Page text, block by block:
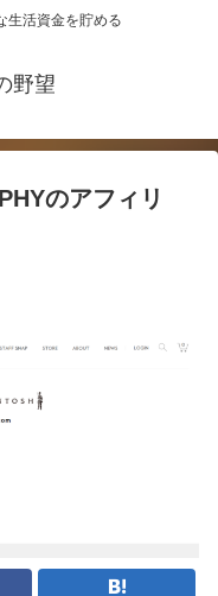
生活資金を貯める
野望
のアフィリ